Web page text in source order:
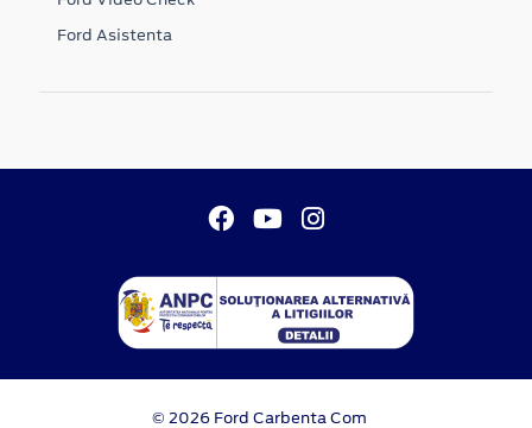
Ford Asistenta
© 2026 Ford Carbenta Com